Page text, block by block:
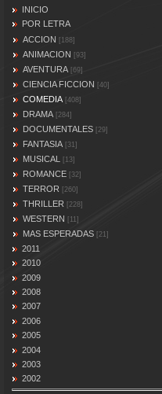
INICIO
POR LETRA
ACCION
[188]
ANIMACION [93]
AVENTURA [69]
CIENCIA FICCION [40]
COMEDIA [408]
DRAMA [284]
DOCUMENTALES [29]
FANTASIA [31]
MUSICAL [13]
ROMANCE [32]
TERROR [260]
THRILLER [228]
WESTERN [11]
MAS ESPERADAS [21]
2011
2010
2009
2008
2007
2006
2005
2004
2003
2002